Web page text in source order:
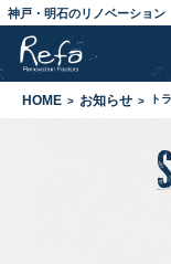
神戸・明石のリノベーション
HOME お知らせ ト